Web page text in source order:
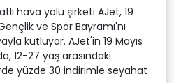
hava yolu şirketi AJet, 19
ve Spor Bayramı'nı
kutluyor. AJet'in 19 Mayıs
12-27 yaş arasındaki
yüzde 30 indirimle seyahat